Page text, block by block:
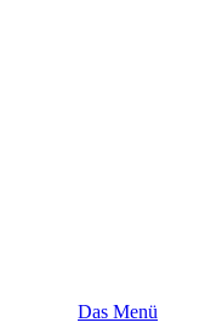
Das Menü